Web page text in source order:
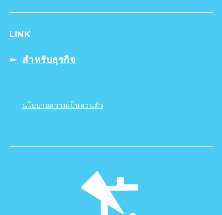
LINK
สำหรับธุรกิจ
นโยบายความเป็นส่วนตัว